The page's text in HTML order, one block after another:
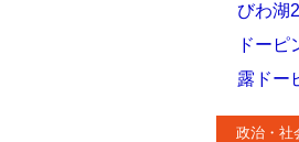
びわ湖
ドーピ
露ドー
政治・社